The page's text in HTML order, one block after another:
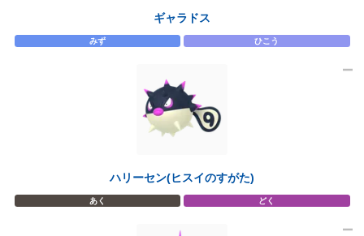
ギャラドス
みず ひこう
ハリーセン(ヒスイのすがた)
あく どく